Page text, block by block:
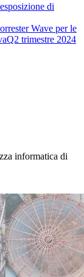
di
Wave per le
trimestre 2024
informatica di